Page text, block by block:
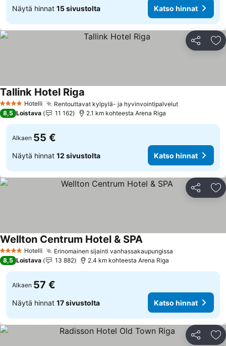
Näytä hinnat 15 sivustolta Katso hinnat
Jaa
4 Tähtiluokitus
Hotelli Rentouttavat kylpylä- ja hyvinvointipalvelut
Tallink Hotel Riga
8,5 Loistava 11 162 2.1 km kohteesta Arena Riga
Alkaen 55 €
Näytä hinnat 12 sivustolta Katso hinnat
Jaa
4 Tähtiluokitus
Hotelli Erinomainen sijainti vanhassakaupungissa
Wellton Centrum Hotel & SPA
8,5 Loistava 13 882 2.4 km kohteesta Arena Riga
Alkaen 57 €
Näytä hinnat 17 sivustolta Katso hinnat
Jaa